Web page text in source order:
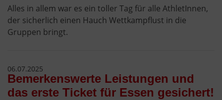
Alles in allem war es ein toller Tag für alle AthletInnen,
der sicherlich einen Hauch Wettkampflust in die
Gruppen bringt.
06.07.2025
Bemerkenswerte Leistungen und
das erste Ticket für Essen gesichert!